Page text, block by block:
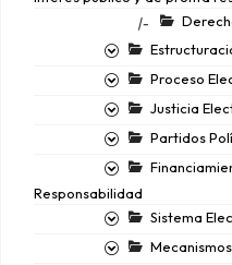
|-
Proceso
Justicia
Partidos
Responsabilidad
Sistema